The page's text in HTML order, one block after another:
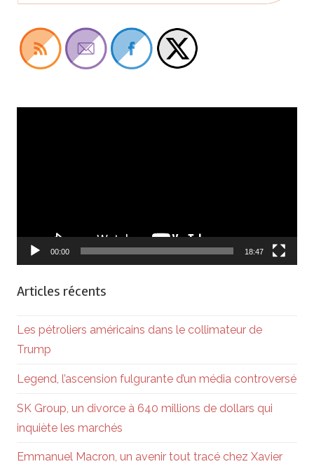
00:00 18:47
Articles récents
Les pétroliers américains dans le collimateur de
Trump
Legend, l’ascension fulgurante d’un média controversé
SK Group, un divorce à 640 millions de dollars qui
inquiète les marchés
Emmanuel Macron, un avenir tout tracé chez Xavier